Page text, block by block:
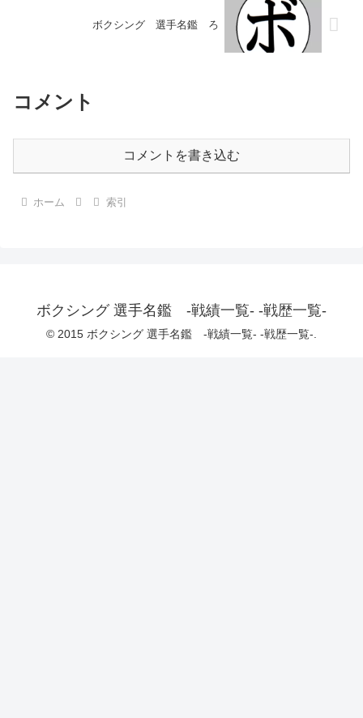
ボクシング 選手名鑑 ろ
コメント
コメントを書き込む
ホーム 索引
ボクシング 選手名鑑 -戦績一覧- -戦歴一覧-
© 2015 ボクシング 選手名鑑 -戦績一覧- -戦歴一覧-.